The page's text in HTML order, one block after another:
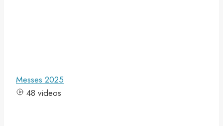
Messes 2025
48 videos